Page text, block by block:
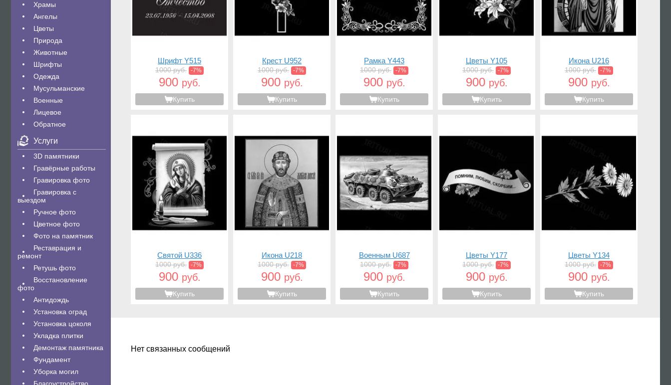
Храмы
Ангелы
Цветы
Природа
Животные
Шрифты
Одежда
Мусульманские
Военные
Лицевое
Обратное
Услуги
3D памятники
Гравëрные работы
Гравировка фото
Гравировка с
выездом
Ручное фото
Цветное фото
Фото на памятник
Реставрация и
ремонт
Ретушь фото
Восстановление
фото
Антидождь
Установка оград
Установка цоколя
Укладка плитки
Демонтаж памятника
Фундамент
Уборка могил
Шрифт Y515
1000 руб. -7%
900 руб.
Купить
Крест U952
1000 руб. -7%
900 руб.
Купить
Рамка Y443
1000 руб. -7%
900 руб.
Купить
Цветы Y105
1000 руб. -7%
900 руб.
Купить
Икона U216
1000 руб. -7%
900 руб.
Купить
Святой U336
1000 руб. -7%
900 руб.
Купить
Икона U218
1000 руб. -7%
900 руб.
Купить
Военным U687
1000 руб. -7%
900 руб.
Купить
Цветы Y177
1000 руб. -7%
900 руб.
Купить
Цветы Y134
1000 руб. -7%
900 руб.
Купить
Нет связанных сообщений